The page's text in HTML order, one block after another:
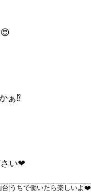
ぁ⁉
さい❤
台 うちで働いたら楽しいよ❤️